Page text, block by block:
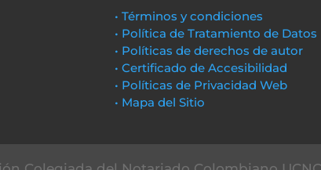
• Términos y condiciones
• Política de Tratamiento de Datos
• Políticas de derechos de autor
• Certificado de Accesibilidad
• Políticas de Privacidad Web
• Mapa del Sitio